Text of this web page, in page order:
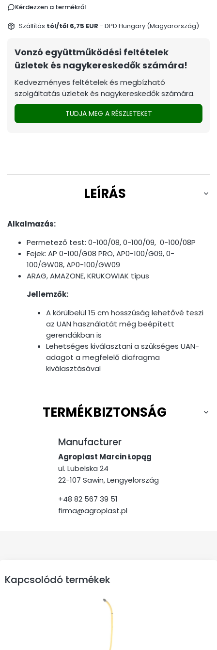
Kérdezzen a termékről
Szállítás tól/től 6,75 EUR - DPD Hungary (Magyarország)
Vonzó együttműködési feltételek
üzletek és nagykereskedők számára!
Kedvezményes feltételek és megbízható
szolgáltatás üzletek és nagykereskedők számára.
TUDJA MEG A RÉSZLETEKET
LEÍRÁS
Alkalmazás:
Permetező test: 0-100/08, 0-100/09, 0-100/08P
Fejek: AP 0-100/G08 PRO, AP0-100/G09, 0-
100/GW08, AP0-100/GW09
ARAG, AMAZONE, KRUKOWIAK típus
Jellemzők:
A körülbelül 15 cm hosszúság lehetővé teszi
az UAN használatát még beépített
gerendákban is
Lehetséges kiválasztani a szükséges UAN-
adagot a megfelelő diafragma
kiválasztásával
TERMÉKBIZTONSÁG
Manufacturer
Agroplast Marcin Łopąg
ul. Lubelska 24
22-107 Sawin, Lengyelország
+48 82 567 39 51
firma@agroplast.pl
Kapcsolódó termékek